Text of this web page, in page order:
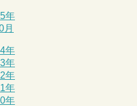
年
月
年
年
年
年
年